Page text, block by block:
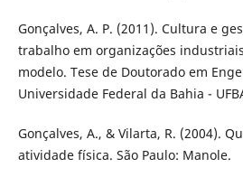
Gonçalves, A. P. (2011). Cultura e
trabalho em organizações
modelo. Tese de Doutorado em
Universidade Federal da Bahia -
Gonçalves, A., & Vilarta, R. (2004).
atividade física. São Paulo: Manole.